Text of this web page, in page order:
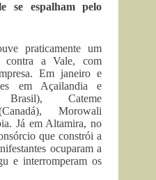
se espalham pelo
praticamente um
contra a Vale, com
Em janeiro e
em Açailandia e
Cateme
Morowali
Já em Altamira, no
que constrói a
ocuparam a
e interromperam os